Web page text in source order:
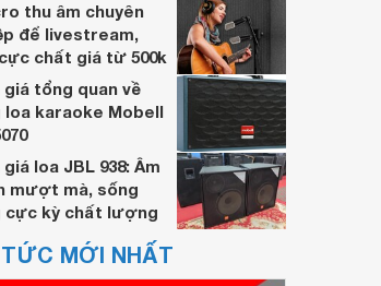
Loa karaoke AZPro SG68
Giá từ 4.895.000 đ
Có 5 nơi bán
thu âm chuyên
để livestream,
chất giá từ 500k
giá tổng quan về
loa karaoke Mobell
loa JBL 938: Âm
mượt mà, sống
cực kỳ chất lượng
MỚI NHẤT